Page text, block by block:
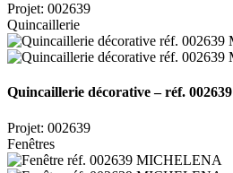
Projet: 002639
Quincaillerie
Quincaillerie décorative – réf. 002639
Projet: 002639
Fenêtres